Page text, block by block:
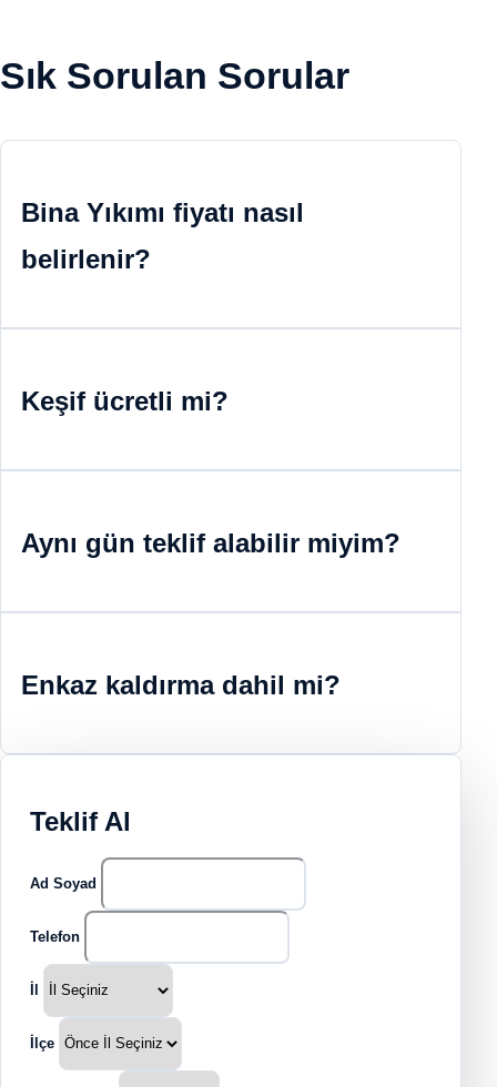
Sık Sorulan Sorular
Bina Yıkımı fiyatı nasıl
belirlenir?
Keşif ücretli mi?
Aynı gün teklif alabilir miyim?
Enkaz kaldırma dahil mi?
Teklif Al
Ad Soyad
Telefon
İlçe